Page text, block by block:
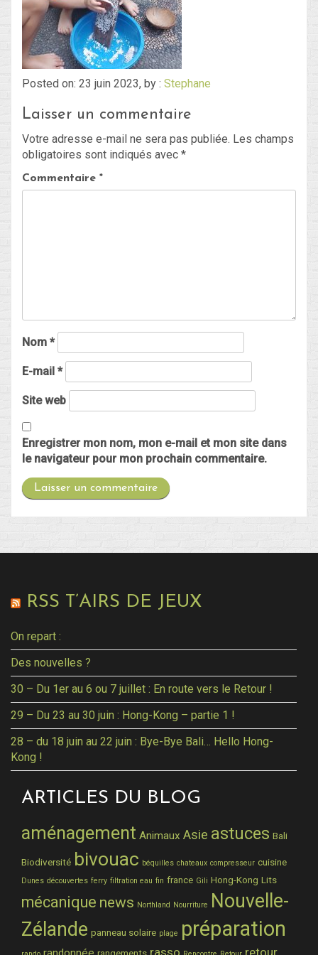
Blog
Non classé
Connexion
Flux des publications
Posted on: 23 juin 2023, by : Stephane
Laisser un commentaire
Votre adresse e-mail ne sera pas publiée. Les champs
obligatoires sont indiqués avec *
Commentaire *
Nom *
E-mail *
Site web
Enregistrer mon nom, mon e-mail et mon site dans
le navigateur pour mon prochain commentaire.
RSS T’AIRS DE JEUX
On repart :
Des nouvelles ?
30 – Du 1er au 6 ou 7 juillet : En route vers le Retour !
29 – Du 23 au 30 juin : Hong-Kong – partie 1 !
28 – du 18 juin au 22 juin : Bye-Bye Bali… Hello Hong-
Kong !
ARTICLES DU BLOG
aménagement Animaux Asie astuces Bali
Biodiversité bivouac béquilles chateaux compresseur cuisine
Dunes découvertes ferry filtration eau fin france Gili Hong-Kong Lits
mécanique news Northland Nourriture Nouvelle-
Zélande panneau solaire plage préparation
rasso retour